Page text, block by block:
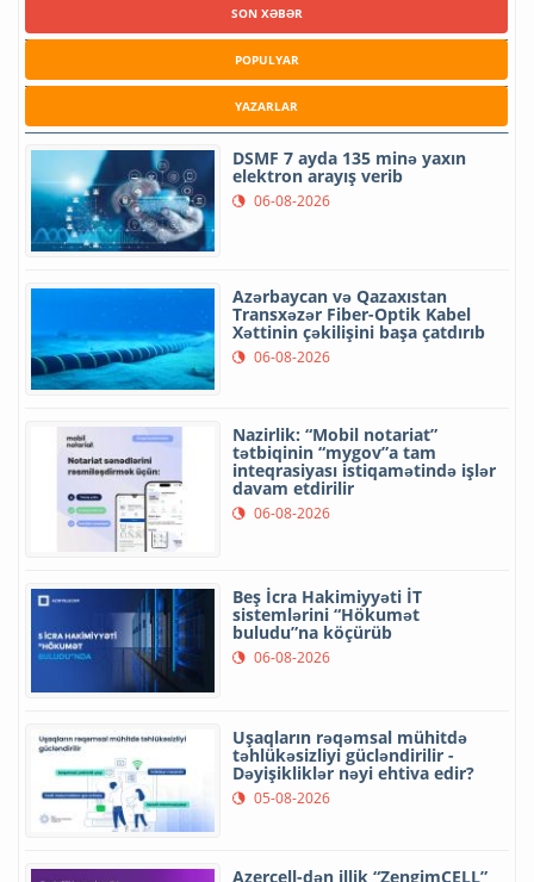
SON XƏBƏR
POPULYAR
YAZARLAR
DSMF 7 ayda 135 minə yaxın
elektron arayış verib
06-08-2026
Azərbaycan və Qazaxıstan
Transxəzər Fiber-Optik Kabel
Xəttinin çəkilişini başa çatdırıb
06-08-2026
Nazirlik: “Mobil notariat”
tətbiqinin “mygov”a tam
inteqrasiyası istiqamətində işlər
davam etdirilir
06-08-2026
Beş İcra Hakimiyyəti İT
sistemlərini “Hökumət
buludu”na köçürüb
06-08-2026
Uşaqların rəqəmsal mühitdə
təhlükəsizliyi gücləndirilir -
Dəyişikliklər nəyi ehtiva edir?
05-08-2026
Azercell-dən illik “ZengimCELL”